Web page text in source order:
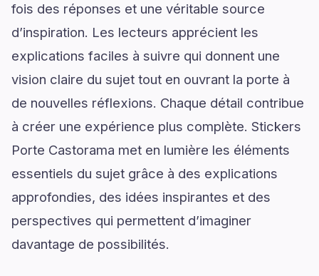
fois des réponses et une véritable source
d’inspiration. Les lecteurs apprécient les
explications faciles à suivre qui donnent une
vision claire du sujet tout en ouvrant la porte à
de nouvelles réflexions. Chaque détail contribue
à créer une expérience plus complète. Stickers
Porte Castorama met en lumière les éléments
essentiels du sujet grâce à des explications
approfondies, des idées inspirantes et des
perspectives qui permettent d’imaginer
davantage de possibilités.